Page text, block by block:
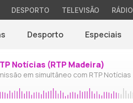
DESPORTO TELEVISÃO RÁDIO
Desporto Especiais
Notícias (RTP Madeira)
em simultâneo com RTP Notícias